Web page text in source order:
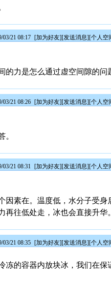
03/21 08:17 [加为好友][发送消息][个人空
的力是怎么通过虚空间隙的
03/21 08:26 [加为好友][发送消息][个人空
。
03/21 08:31 [加为好友][发送消息][个人空
因素在。温度低，水分子受
再往低处走，冰也会直接升华
03/21 08:35 [加为好友][发送消息][个人空
冻的容器内放块冰，我们在